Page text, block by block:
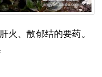
火、散郁结的要药。